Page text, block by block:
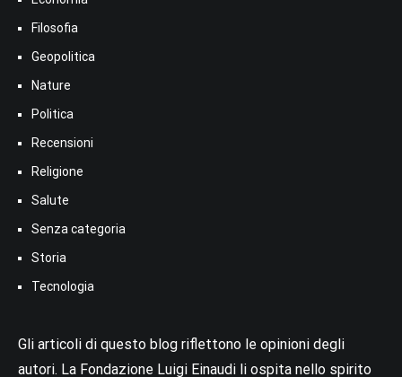
Filosofia
Geopolitica
Nature
Politica
Recensioni
Religione
Salute
Senza categoria
Storia
Tecnologia
Gli articoli di questo blog riflettono le opinioni degli
autori. La Fondazione Luigi Einaudi li ospita nello spirito